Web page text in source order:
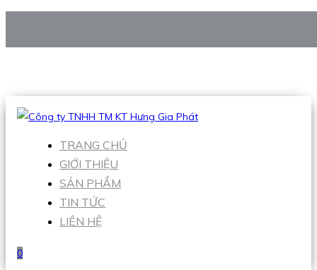
Hotline:0938 906 663
TRANG CHỦ
GIỚI THIỆU
SẢN PHẨM
TIN TỨC
LIÊN HỆ
0